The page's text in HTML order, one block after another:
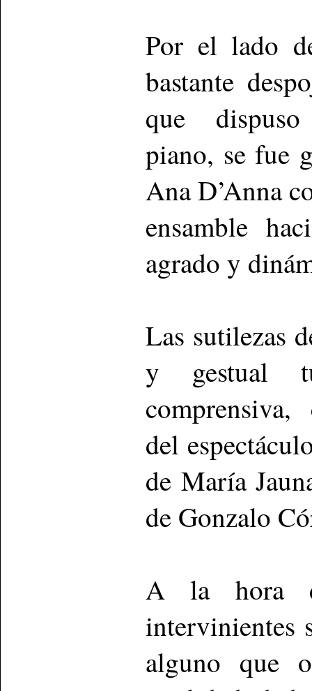
Por el lado
bastante
que
piano, se fue
Ana D’Anna
ensamble
agrado y
Las sutilezas
y gestual
del
de María
de Gonzalo
A la hora
intervinientes
alguno que